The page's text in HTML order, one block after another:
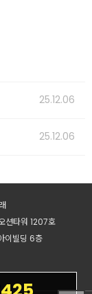
25.12.06
25.12.06
션타워 1207호
이빌딩 6층